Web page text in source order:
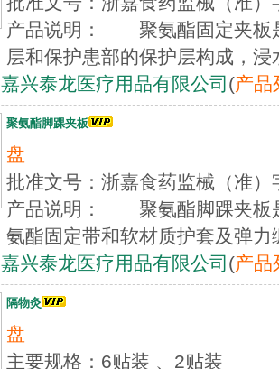
产品说明： 聚氨酯固定夹板
层和保护患部的保护层构成，浸
嘉兴泰龙医疗用品有限公司 (产品
聚氨酯脚踝夹板
盘
批准文号：浙嘉食药监械（
产品说明： 聚氨酯脚踝夹板
氨酯固定带和软材质护套及弹力
嘉兴泰龙医疗用品有限公司 (产品
隔物灸
盘
主要规格：6贴装 、2贴装